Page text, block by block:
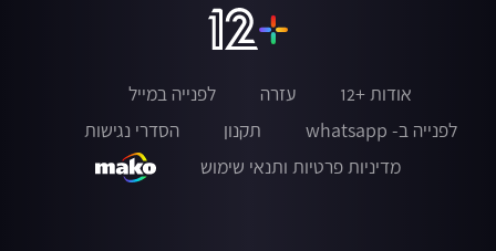
אודות +12 עזרה
לפנייה במייל
לפנייה ב- whatsapp
תקנון
הסדרי נגישות
מדיניות פרטיות ותנאי שימוש